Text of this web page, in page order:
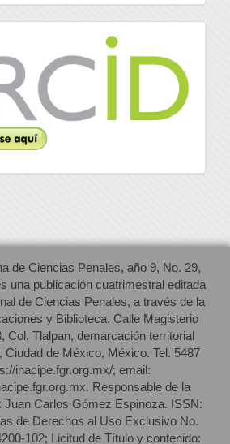
de Ciencias Penales, año 9, No. 29,
una publicación cuatrimestral editada
de Ciencias Penales, a través de la
y Biblioteca. Calle Magisterio
Col. Tlalpan, demarcación territorial
Ciudad de México, México. Tel. 5487
inacipe.fgr.org.mx/; email:
Responsable de la
Juan Carlos Gómez Espinoza. ISSN:
de Derechos al Uso Exclusivo No.
102; Licitud de Título y contenido: